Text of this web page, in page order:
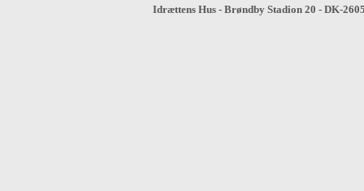
Idrættens Hus - Brøndby Stadion 20 - DK-